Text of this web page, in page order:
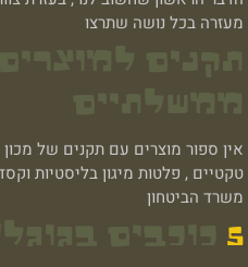
מעזרה בכל נושה שתרצו
תקנים
ממשלתיים
אין ספור מוצרים עם תקנים של
טקטיים , פלטות מיגון בליסטיות
משרד הביטחון
5 כוכבים בגוגל!